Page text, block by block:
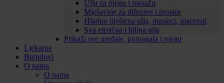
Ulja za njegu i masažu
Mješavine za difuzere i prostor
Hladno tiještena ulja, maslaci, macerati
Sva eterična i biljna ulja
Prikaži sve uređaje, pomagala i njegu
Ljekarne
Brendovi
O nama
O nama